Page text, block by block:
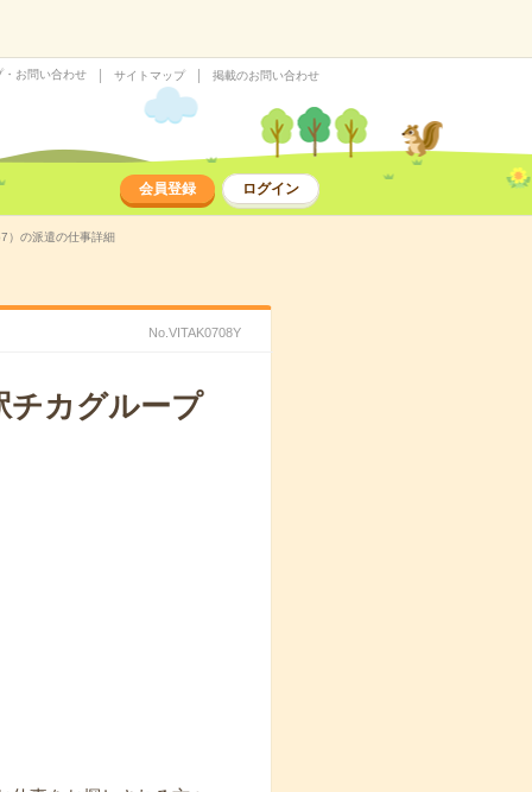
・お問い合わせ サイトマップ 掲載のお問い合わせ
会員登録 ログイン
）の派遣の仕事詳細
No.VITAK0708Y
チカグループ